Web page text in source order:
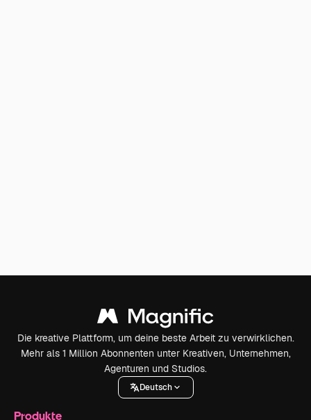
Die kreative Plattform, um deine beste Arbeit zu verwirklichen.
Mehr als 1 Million Abonnenten unter Kreativen, Unternehmen,
Agenturen und Studios.
Deutsch
Produkte